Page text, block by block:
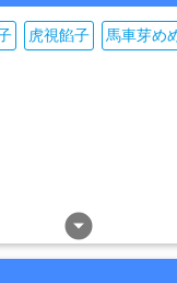
arrow_drop_down_circle
虎視餡子 馬車芽め